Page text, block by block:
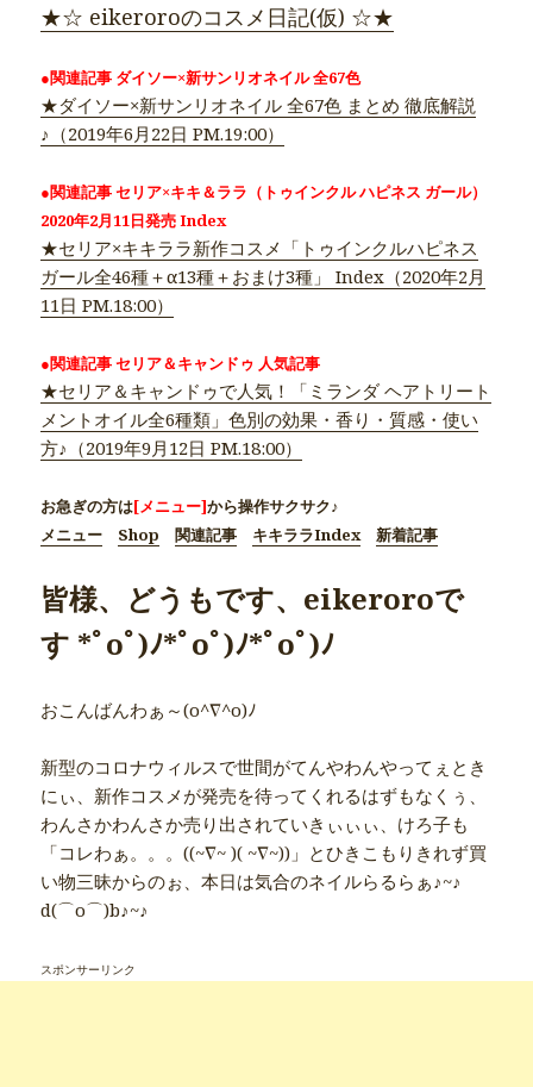
★☆ eikeroroのコスメ日記(仮) ☆★
●関連記事 ダイソー×新サンリオネイル 全67色
★ダイソー×新サンリオネイル 全67色 まとめ 徹底解説
♪（2019年6月22日 PM.19:00）
●関連記事 セリア×キキ＆ララ（トゥインクル ハピネス ガール）
2020年2月11日発売 Index
★セリア×キキララ新作コスメ「トゥインクルハピネス
ガール全46種＋α13種＋おまけ3種」 Index（2020年2月
11日 PM.18:00）
●関連記事 セリア＆キャンドゥ 人気記事
★セリア＆キャンドゥで人気！「ミランダ ヘアトリート
メントオイル全6種類」色別の効果・香り・質感・使い
方♪（2019年9月12日 PM.18:00）
お急ぎの方は[メニュー]から操作サクサク♪
メニュー
Shop 関連記事 キキララIndex 新着記事
皆様、どうもです、eikeroroで
す *ﾟoﾟ)ﾉ*ﾟoﾟ)ﾉ*ﾟoﾟ)ﾉ
おこんばんわぁ～(o^∇^o)ﾉ
新型のコロナウィルスで世間がてんやわんやってぇとき
にぃ、新作コスメが発売を待ってくれるはずもなくぅ、
わんさかわんさか売り出されていきぃぃぃ、けろ子も
「コレわぁ。。。((~∇~ )( ~∇~))」とひきこもりきれず買
い物三昧からのぉ、本日は気合のネイルらるらぁ♪~♪
d(⌒o⌒)b♪~♪
スポンサーリンク